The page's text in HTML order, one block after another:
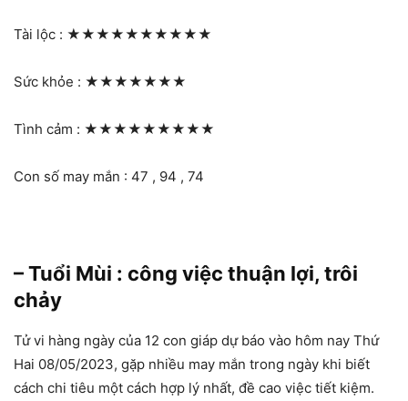
Tài lộc : ★★★★★★★★★★
Sức khỏe : ★★★★★★★
Tình cảm : ★★★★★★★★★
Con số may mắn : 47 , 94 , 74
– Tuổi Mùi : công việc thuận lợi, trôi
chảy
Tử vi hàng ngày của 12 con giáp dự báo vào hôm nay Thứ
Hai 08/05/2023, gặp nhiều may mắn trong ngày khi biết
cách chi tiêu một cách hợp lý nhất, đề cao việc tiết kiệm.